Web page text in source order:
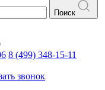
Поиск
8 (499) 348-15-11
звонок